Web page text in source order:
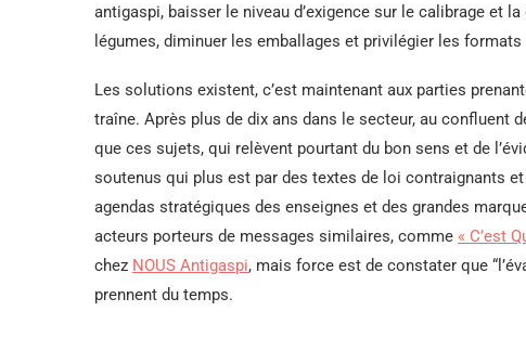
antigaspi, baisser le niveau d’exigence sur le calibrage et
légumes, diminuer les emballages et privilégier les
Les solutions existent, c’est maintenant aux parties
traîne. Après plus de dix ans dans le secteur, au confluent
que ces sujets, qui relèvent pourtant du bon sens et de
soutenus qui plus est par des textes de loi contraignants
agendas stratégiques des enseignes et des grandes
acteurs porteurs de messages similaires, comme « C’est
chez NOUS Antigaspi, mais force est de constater que
prennent du temps.